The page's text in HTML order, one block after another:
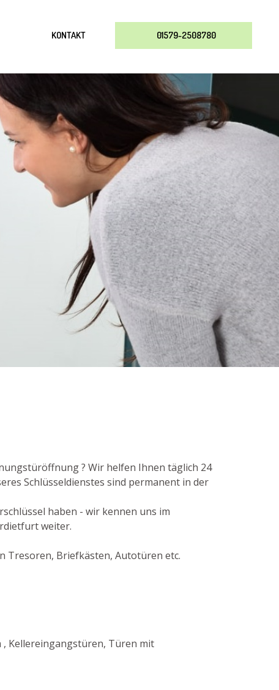
KONTAKT 01579-2508780
? Wir helfen Ihnen täglich 24
Schlüsseldienstes sind permanent in der
haben - wir kennen uns im
weiter.
Tresoren, Briefkästen, Autotüren etc.
Kellereingangstüren, Türen mit